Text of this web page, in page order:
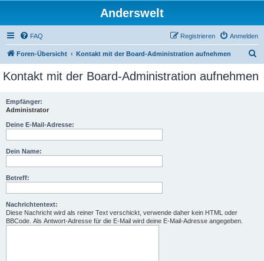
Anderswelt
FAQ Anmelden
Registrieren
Foren-Übersicht Kontakt mit der Board-Administration aufnehmen
c
Kontakt mit der Board-Administration aufnehmen
Empfänger:
Administrator
Deine E-Mail-Adresse:
Dein Name:
Betreff:
Nachrichtentext:
Diese Nachricht wird als reiner Text verschickt, verwende daher kein HTML oder
BBCode. Als Antwort-Adresse für die E-Mail wird deine E-Mail-Adresse angegeben.